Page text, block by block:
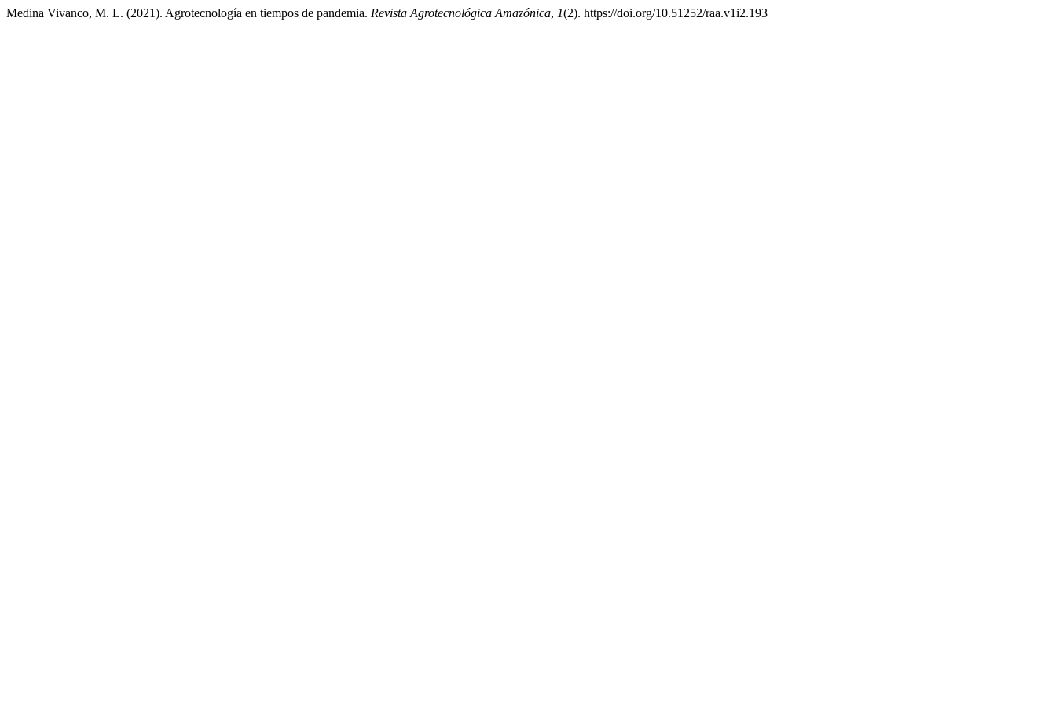
Medina Vivanco, M. L. (2021). Agrotecnología en tiempos de pandemia. Revista Agrotecnológica Amazónica, 1(2). https://doi.org/10.51252/raa.v1i2.193